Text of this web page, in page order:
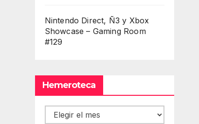
Nintendo Direct, Ñ3 y Xbox
Showcase – Gaming Room
#129
Hemeroteca
Hemeroteca